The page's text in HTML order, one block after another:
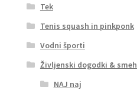
Tek
Tenis squash in pinkponk
Vodni športi
Življenski dogodki & smeh
NAJ naj